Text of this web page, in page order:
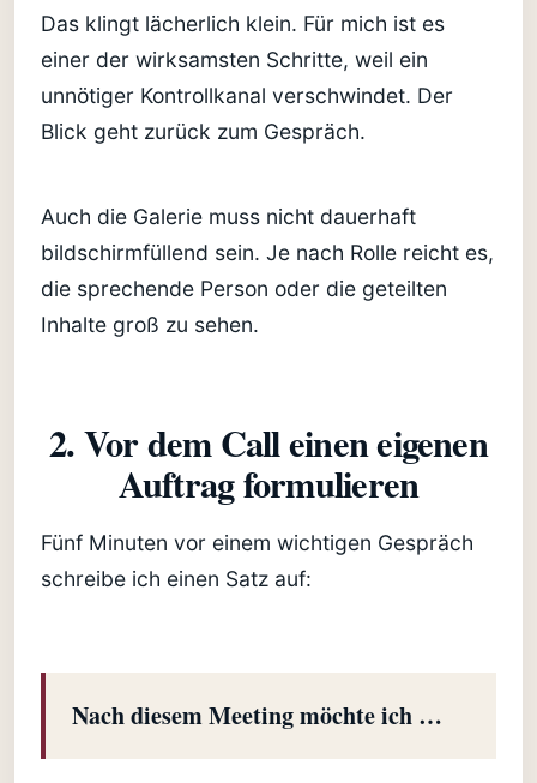
Das klingt lächerlich klein. Für mich ist es
einer der wirksamsten Schritte, weil ein
unnötiger Kontrollkanal verschwindet. Der
Blick geht zurück zum Gespräch.
Auch die Galerie muss nicht dauerhaft
bildschirmfüllend sein. Je nach Rolle reicht es,
die sprechende Person oder die geteilten
Inhalte groß zu sehen.
2. Vor dem Call einen eigenen
Auftrag formulieren
Fünf Minuten vor einem wichtigen Gespräch
schreibe ich einen Satz auf:
Nach diesem Meeting möchte ich …